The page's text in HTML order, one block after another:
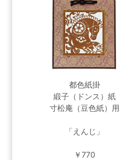
都色紙掛
緞子（ドンス）紙
寸松庵（豆色紙）用
「えんじ」
￥770